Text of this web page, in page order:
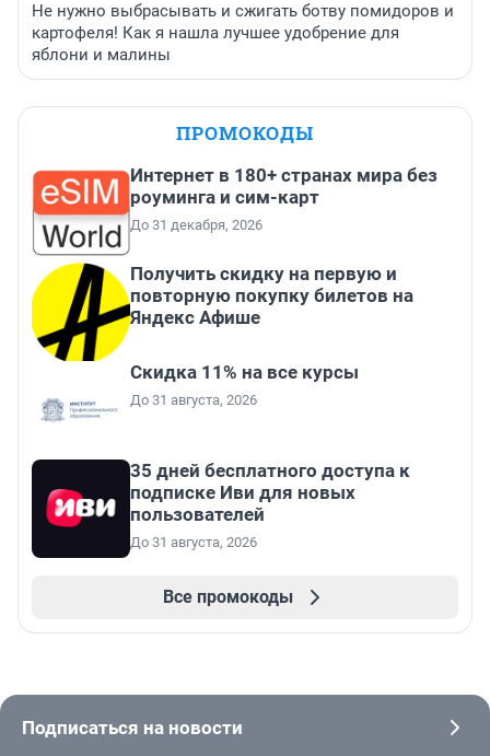
Не нужно выбрасывать и сжигать ботву помидоров и
картофеля! Как я нашла лучшее удобрение для
яблони и малины
ПРОМОКОДЫ
Интернет в 180+ странах мира без
роуминга и сим-карт
До 31 декабря, 2026
Получить скидку на первую и
повторную покупку билетов на
Яндекс Афише
Скидка 11% на все курсы
До 31 августа, 2026
35 дней бесплатного доступа к
подписке Иви для новых
пользователей
До 31 августа, 2026
Все промокоды
Подписаться на новости